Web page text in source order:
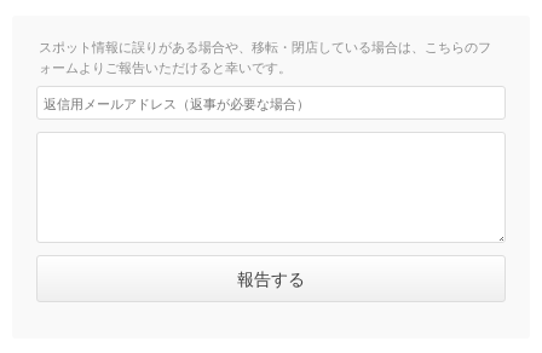
スポット情報に誤りがある場合や、移転・閉店している場合は、こちらのフ
ォームよりご報告いただけると幸いです。